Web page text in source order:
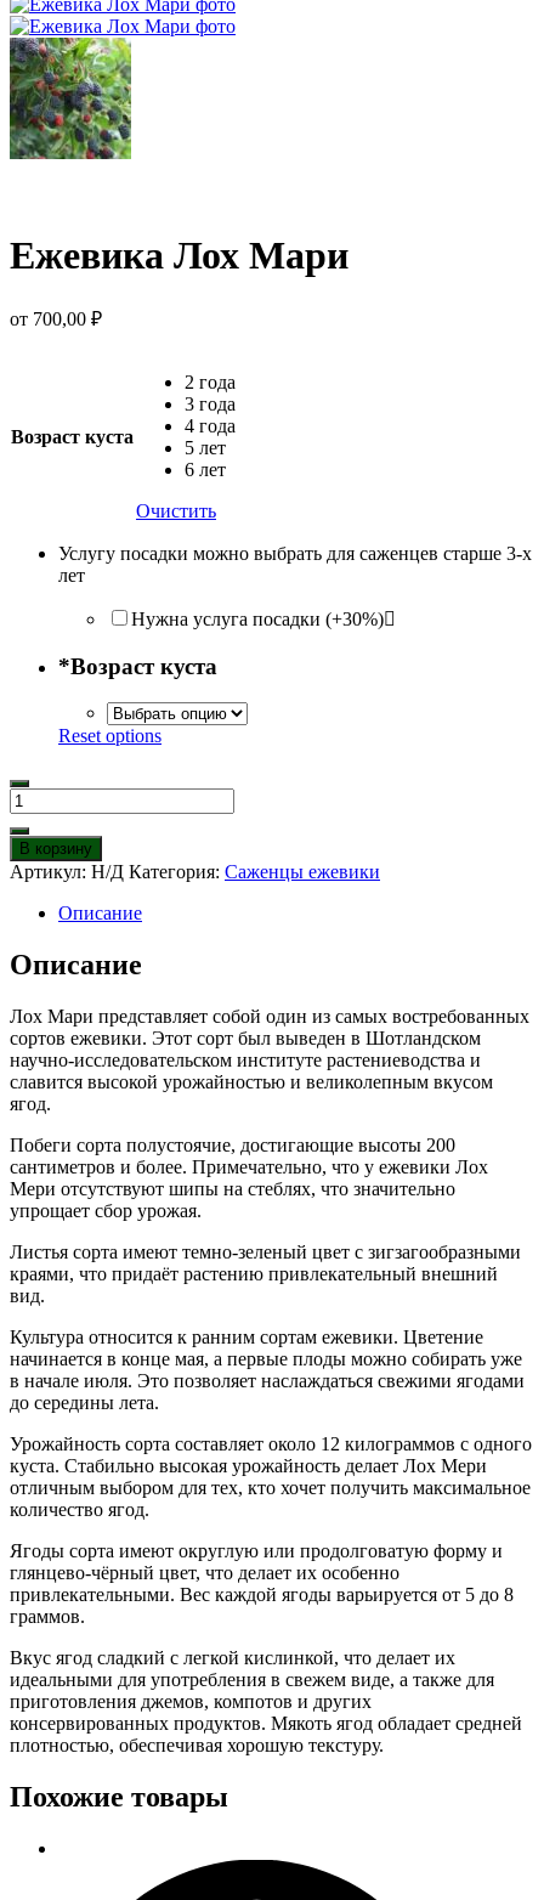
Ежевика Лох Мари
от 700,00 ₽
Возраст куста
2 года
3 года
4 года
5 лет
6 лет
Очистить
Услугу посадки можно выбрать для саженцев старше 3-х
лет
Нужна услуга посадки (+30%)
*Возраст куста
Reset options
Количество
товара
Ежевика
Лох
Мари
В корзину
Артикул: Н/Д Категория: Саженцы ежевики
Описание
Описание
Лох Мари представляет собой один из самых востребованных
сортов ежевики. Этот сорт был выведен в Шотландском
научно-исследовательском институте растениеводства и
славится высокой урожайностью и великолепным вкусом
ягод.
Побеги сорта полустоячие, достигающие высоты 200
сантиметров и более. Примечательно, что у ежевики Лох
Мери отсутствуют шипы на стеблях, что значительно
упрощает сбор урожая.
Листья сорта имеют темно-зеленый цвет с зигзагообразными
краями, что придаёт растению привлекательный внешний
вид.
Культура относится к ранним сортам ежевики. Цветение
начинается в конце мая, а первые плоды можно собирать уже
в начале июля. Это позволяет наслаждаться свежими ягодами
до середины лета.
Урожайность сорта составляет около 12 килограммов с одного
куста. Стабильно высокая урожайность делает Лох Мери
отличным выбором для тех, кто хочет получить максимальное
количество ягод.
Ягоды сорта имеют округлую или продолговатую форму и
глянцево-чёрный цвет, что делает их особенно
привлекательными. Вес каждой ягоды варьируется от 5 до 8
граммов.
Вкус ягод сладкий с легкой кислинкой, что делает их
идеальными для употребления в свежем виде, а также для
приготовления джемов, компотов и других
консервированных продуктов. Мякоть ягод обладает средней
плотностью, обеспечивая хорошую текстуру.
Похожие товары